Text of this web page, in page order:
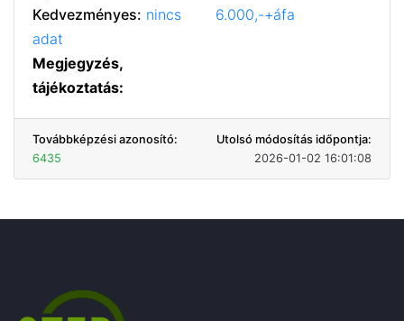
Kedvezményes: nincs
adat
6.000,-+áfa
Megjegyzés,
tájékoztatás:
Továbbképzési azonosító:
6435
Utolsó módosítás időpontja:
2026-01-02 16:01:08